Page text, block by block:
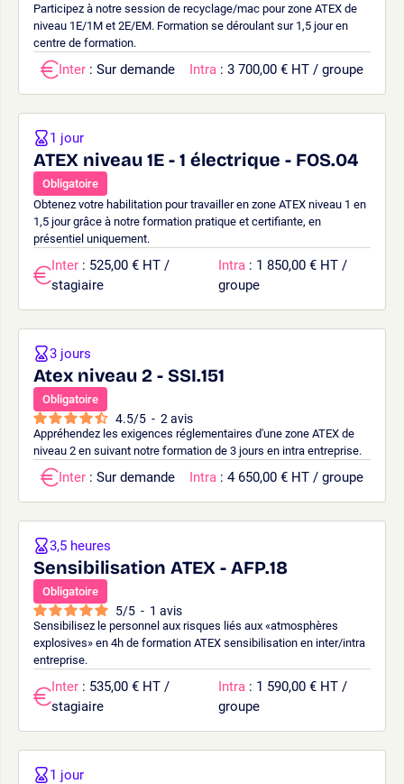
Participez à notre session de recyclage/mac pour zone ATEX de
niveau 1E/1M et 2E/EM. Formation se déroulant sur 1,5 jour en
centre de formation.
Inter : Sur demande Intra : 3 700,00 € HT / groupe
ATEX niveau 1E - 1 électrique - FOS.04
Obligatoire
Obtenez votre habilitation pour travailler en zone ATEX niveau 1 en
1,5 jour grâce à notre formation pratique et certifiante, en
présentiel uniquement.
1 jour
Inter : 525,00 € HT /
stagiaire
Intra : 1 850,00 € HT /
groupe
Atex niveau 2 - SSI.151
Obligatoire
4.5/5 - 2 avis
Appréhendez les exigences réglementaires d'une zone ATEX de
niveau 2 en suivant notre formation de 3 jours en intra entreprise.
3 jours
Inter : Sur demande Intra : 4 650,00 € HT / groupe
Sensibilisation ATEX - AFP.18
Obligatoire
5/5 - 1 avis
Sensibilisez le personnel aux risques liés aux «atmosphères
explosives» en 4h de formation ATEX sensibilisation en inter/intra
entreprise.
3,5 heures
Inter : 535,00 € HT /
stagiaire
Intra : 1 590,00 € HT /
groupe
1 jour